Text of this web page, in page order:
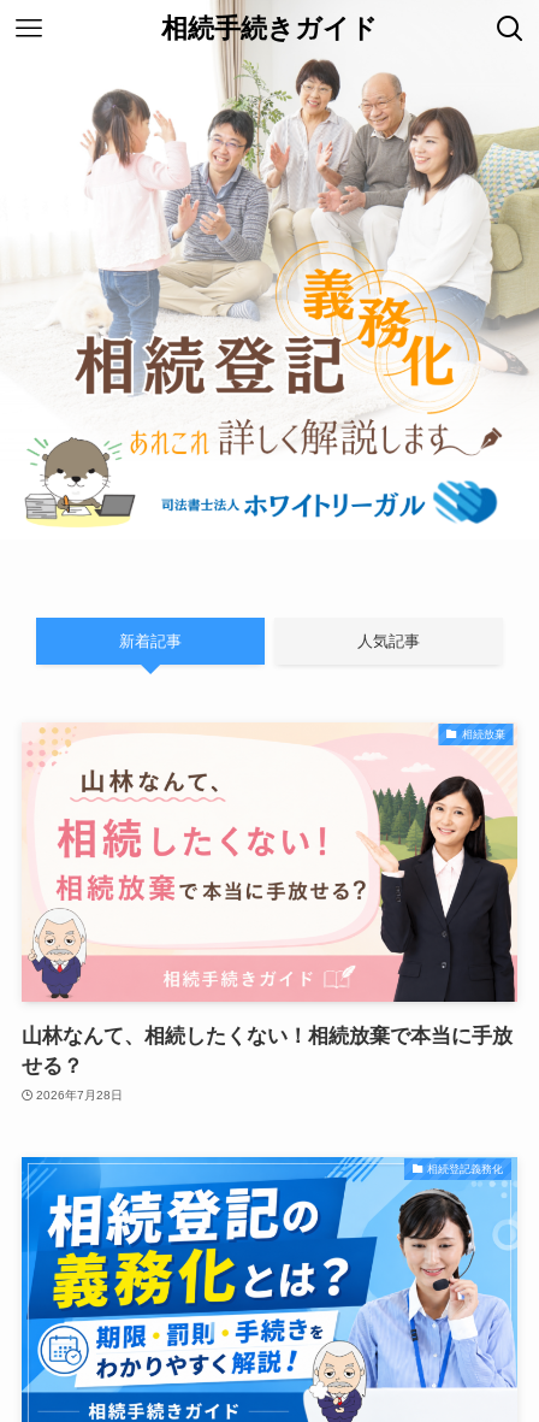
相続手続きガイド
新着記事 人気記事
相続放棄
山林なんて、相続したくない！相続放棄で本当に手放
せる？
2026年7月28日
相続登記義務化